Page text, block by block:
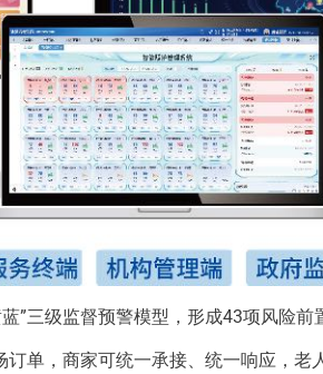
三级监督预警模型，形成43项风险前
单，商家可统一承接、统一响应，